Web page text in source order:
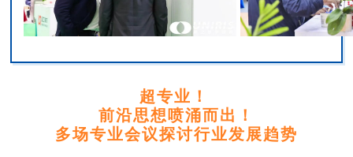
超专业！
前沿思想喷涌而出！
多场专业会议探讨行业发展趋势